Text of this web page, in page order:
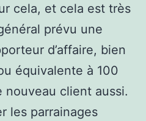
cela, et cela est très
prévu une
d’affaire, bien
équivalente à 100
client aussi.
les parrainages